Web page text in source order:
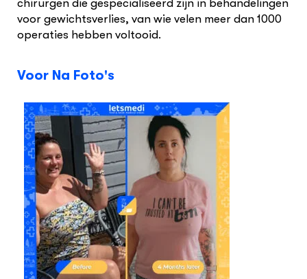
chirurgen die gespecialiseerd zijn in behandelingen
voor gewichtsverlies, van wie velen meer dan 1000
operaties hebben voltooid.
Voor Na Foto's